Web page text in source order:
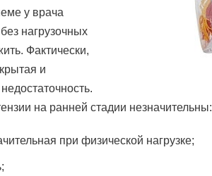
у врача
нагрузочных
Фактически,
и
на ранней стадии незначительны:
при физической нагрузке;